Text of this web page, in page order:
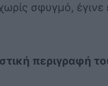
σφυγμό, έγινε
περιγραφή